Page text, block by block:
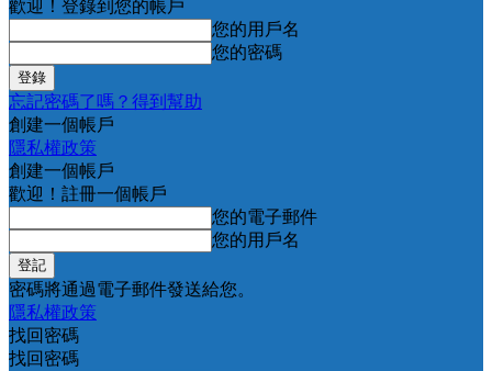
歡迎！登錄到您的帳戶
您的用戶名
您的密碼
忘記密碼了嗎？得到幫助
創建一個帳戶
隱私權政策
創建一個帳戶
歡迎！註冊一個帳戶
您的電子郵件
您的用戶名
密碼將通過電子郵件發送給您。
隱私權政策
找回密碼
找回密碼